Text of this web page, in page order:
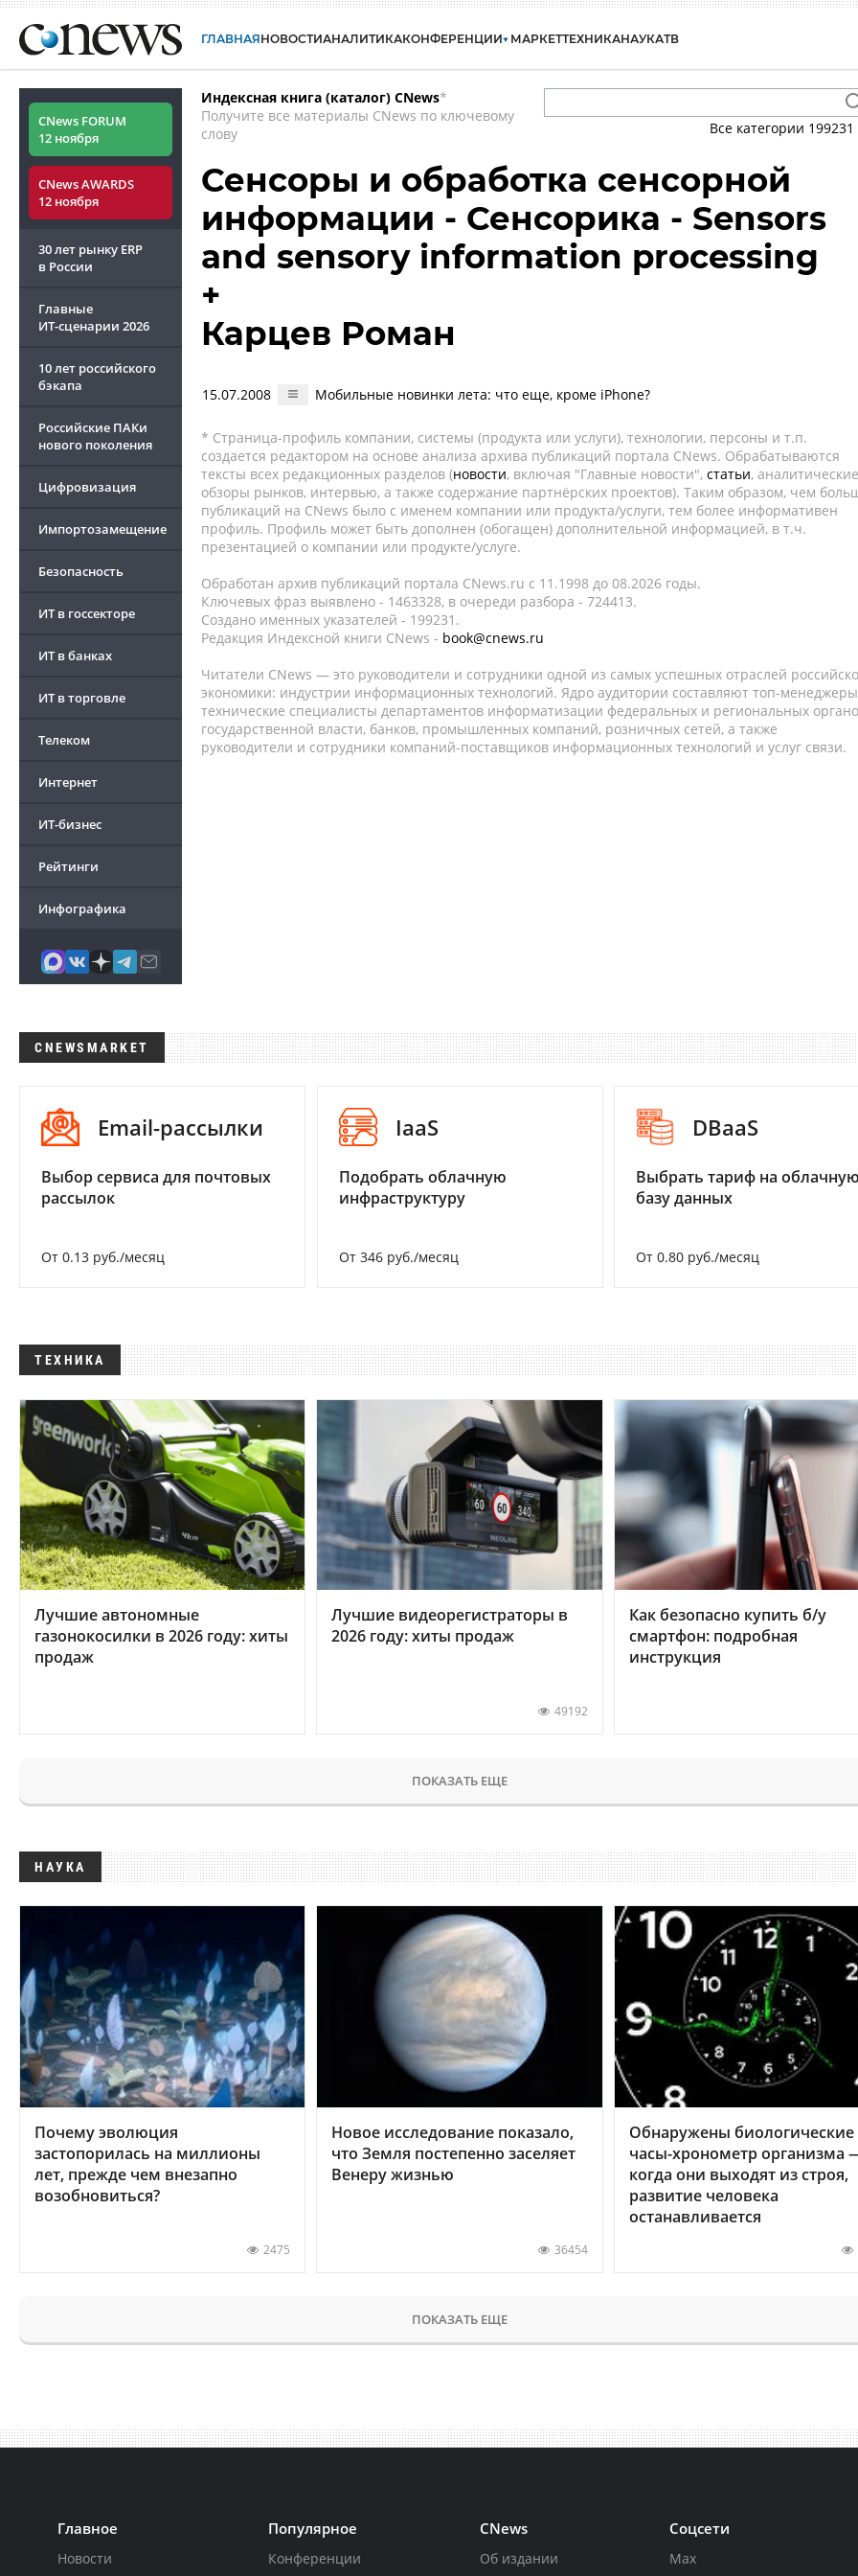
ГЛАВНАЯНОВОСТИАНАЛИТИКАКОНФЕРЕНЦИИ МАРКЕТТЕХНИКАНАУКАТВ
CNews FORUM
12 ноября
CNews AWARDS
12 ноября
30 лет рынку ERP
в России
Главные
ИТ-сценарии 2026
10 лет российского
бэкапа
Российские ПАКи
нового поколения
Цифровизация
Импортозамещение
Безопасность
ИТ в госсекторе
ИТ в банках
ИТ в торговле
Телеком
Интернет
ИТ-бизнес
Рейтинги
Инфографика
Индексная книга (каталог) CNews*
Получите все материалы CNews по ключевому
слову
Все категории 199231
Сенсоры и обработка сенсорной
информации - Сенсорика - Sensors
and sensory information processing
+
Карцев Роман
15.07.2008 Мобильные новинки лета: что еще, кроме iPhone?
* Страница-профиль компании, системы (продукта или услуги), технологии, персоны и т.п.
создается редактором на основе анализа архива публикаций портала CNews. Обрабатываются
тексты всех редакционных разделов (новости, включая "Главные новости", статьи, аналитические
обзоры рынков, интервью, а также содержание партнёрских проектов). Таким образом, чем
публикаций на CNews было с именем компании или продукта/услуги, тем более информативен
профиль. Профиль может быть дополнен (обогащен) дополнительной информацией, в т.ч.
презентацией о компании или продукте/услуге.
Обработан архив публикаций портала CNews.ru c 11.1998 до 08.2026 годы.
Ключевых фраз выявлено - 1463328, в очереди разбора - 724413.
Создано именных указателей - 199231.
Редакция Индексной книги CNews - book@cnews.ru
Читатели CNews — это руководители и сотрудники одной из самых успешных отраслей
экономики: индустрии информационных технологий. Ядро аудитории составляют топ-
технические специалисты департаментов информатизации федеральных и региональных
государственной власти, банков, промышленных компаний, розничных сетей, а также
руководители и сотрудники компаний-поставщиков информационных технологий и услуг связи.
CNEWSMARKET
Email-рассылки
Выбор сервиса для почтовых
рассылок
От 0.13 руб./месяц
IaaS
Подобрать облачную
инфраструктуру
От 346 руб./месяц
DBaaS
Выбрать тариф на
базу данных
От 0.80 руб./месяц
ТЕХНИКА
Лучшие автономные
газонокосилки в 2026 году: хиты
продаж
Лучшие видеорегистраторы в
2026 году: хиты продаж
49192
Как безопасно купить б/у
смартфон: подробная
инструкция
ПОКАЗАТЬ ЕЩЕ
НАУКА
Почему эволюция
застопорилась на миллионы
лет, прежде чем внезапно
возобновиться?
2475
Новое исследование показало,
что Земля постепенно заселяет
Венеру жизнью
36454
Обнаружены биологические
часы-хронометр организма
когда они выходят из строя,
развитие человека
останавливается
ПОКАЗАТЬ ЕЩЕ
Главное
Новости
Популярное
Конференции
CNews
Об издании
Соцсети
Max